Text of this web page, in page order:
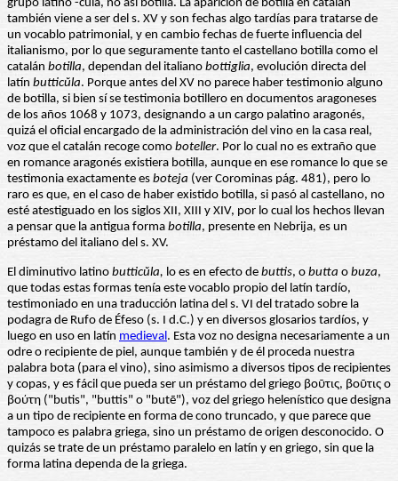
grupo latino -cŭla, no así botilla. La aparición de botilla en catalán
también viene a ser del s. XV y son fechas algo tardías para tratarse de
un vocablo patrimonial, y en cambio fechas de fuerte influencia del
italianismo, por lo que seguramente tanto el castellano botilla como el
catalán botilla, dependan del italiano bottiglia, evolución directa del
latín butticŭla. Porque antes del XV no parece haber testimonio alguno
de botilla, si bien sí se testimonia botillero en documentos aragoneses
de los años 1068 y 1073, designando a un cargo palatino aragonés,
quizá el oficial encargado de la administración del vino en la casa real,
voz que el catalán recoge como boteller. Por lo cual no es extraño que
en romance aragonés existiera botilla, aunque en ese romance lo que se
testimonia exactamente es boteja (ver Corominas pág. 481), pero lo
raro es que, en el caso de haber existido botilla, si pasó al castellano, no
esté atestiguado en los siglos XII, XIII y XIV, por lo cual los hechos llevan
a pensar que la antigua forma botilla, presente en Nebrija, es un
préstamo del italiano del s. XV.
El diminutivo latino butticŭla, lo es en efecto de buttis, o butta o buza,
que todas estas formas tenía este vocablo propio del latín tardío,
testimoniado en una traducción latina del s. VI del tratado sobre la
podagra de Rufo de Éfeso (s. I d.C.) y en diversos glosarios tardíos, y
luego en uso en latín medieval. Esta voz no designa necesariamente a un
odre o recipiente de piel, aunque también y de él proceda nuestra
palabra bota (para el vino), sino asimismo a diversos tipos de recipientes
y copas, y es fácil que pueda ser un préstamo del griego βοῦτις, βοῦτις o
βούτη ("butis", "buttis" o "butē"), voz del griego helenístico que designa
a un tipo de recipiente en forma de cono truncado, y que parece que
tampoco es palabra griega, sino un préstamo de origen desconocido. O
quizás se trate de un préstamo paralelo en latín y en griego, sin que la
forma latina dependa de la griega.